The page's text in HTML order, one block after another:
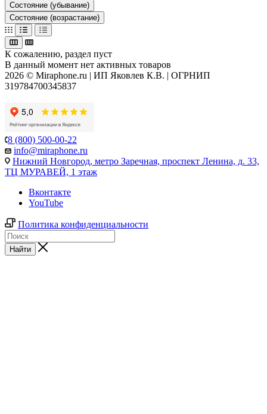
Состояние (убывание)
Состояние (возрастание)
К сожалению, раздел пуст
В данный момент нет активных товаров
2026 © Miraphone.ru | ИП Яковлев К.В. | ОГРНИП
319784700345837
8 (800) 500-00-22
info@miraphone.ru
Нижний Новгород, метро Заречная, проспект Ленина, д. 33,
ТЦ МУРАВЕЙ, 1 этаж
Вконтакте
YouTube
Политика конфиденциальности
Найти